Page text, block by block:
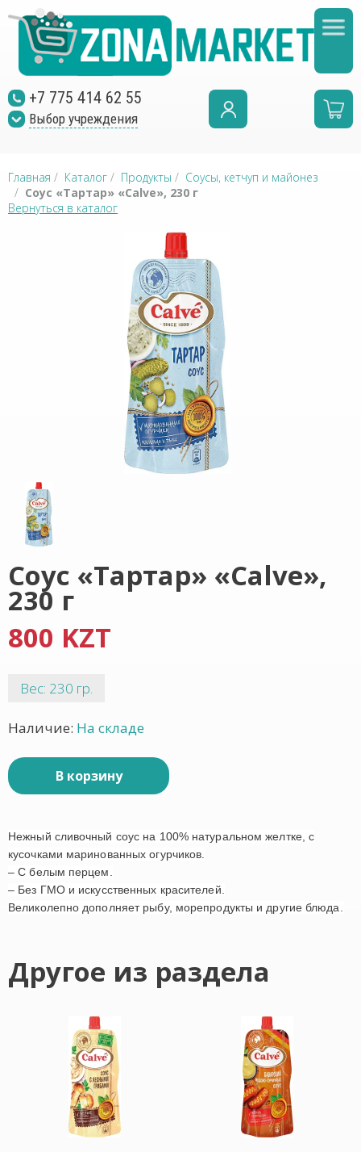
+7 775 414 62 55
Выбор учреждения
Главная / Каталог / Продукты / Соусы, кетчуп и майонез
/ Соус «Тартар» «Calve», 230 г
Вернуться в каталог
Соус «Тартар» «Calve»,
230 г
800 KZT
Вес: 230 гр.
Наличие: На складе
В корзину
Нежный сливочный соус на 100% натуральном желтке, с
кусочками маринованных огурчиков.
– С белым перцем.
– Без ГМО и искусственных красителей.
Великолепно дополняет рыбу, морепродукты и другие блюда.
Другое из раздела